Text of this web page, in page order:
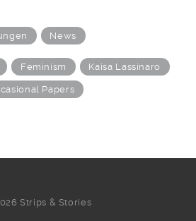
News
Feminism Kaisa Lassinaro
Papers
Strips & Stories